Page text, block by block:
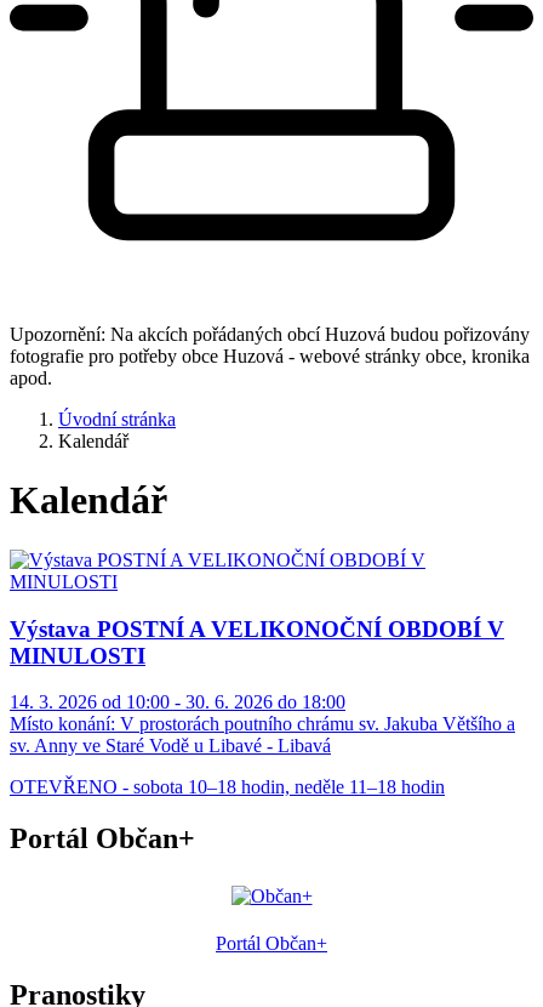
Upozornění: Na akcích pořádaných obcí Huzová budou pořizovány
fotografie pro potřeby obce Huzová - webové stránky obce, kronika
apod.
Úvodní stránka
Kalendář
Kalendář
Výstava POSTNÍ A VELIKONOČNÍ OBDOBÍ V
MINULOSTI
14. 3. 2026 od 10:00 - 30. 6. 2026 do 18:00
Místo konání: V prostorách poutního chrámu sv. Jakuba Většího a
sv. Anny ve Staré Vodě u Libavé - Libavá
OTEVŘENO - sobota 10–18 hodin, neděle 11–18 hodin
Portál Občan+
Portál Občan+
Pranostiky